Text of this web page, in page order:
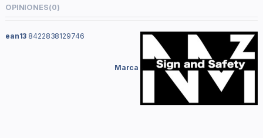
OPINIONES(0)
Marca
ean13 8422838129746